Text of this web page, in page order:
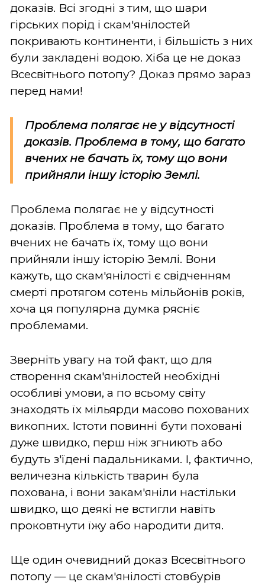
доказів. Всі згодні з тим, що шари
гірських порід і скам'янілостей
покривають континенти, і більшість з них
були закладені водою. Хіба це не доказ
Всесвітнього потопу? Доказ прямо зараз
перед нами!
Проблема полягає не у відсутності
доказів. Проблема в тому, що багато
вчених не бачать їх, тому що вони
прийняли іншу історію Землі.
Проблема полягає не у відсутності
доказів. Проблема в тому, що багато
вчених не бачать їх, тому що вони
прийняли іншу історію Землі. Вони
кажуть, що скам'янілості є свідченням
смерті протягом сотень мільйонів років,
хоча ця популярна думка рясніє
проблемами.
Зверніть увагу на той факт, що для
створення скам'янілостей необхідні
особливі умови, а по всьому світу
знаходять їх мільярди масово похованих
викопних. Істоти повинні бути поховані
дуже швидко, перш ніж згниють або
будуть з'їдені падальниками. І, фактично,
величезна кількість тварин була
похована, і вони закам'яніли настільки
швидко, що деякі не встигли навіть
проковтнути їжу або народити дитя.
Ще один очевидний доказ Всесвітнього
потопу — це скам'янілості стовбурів